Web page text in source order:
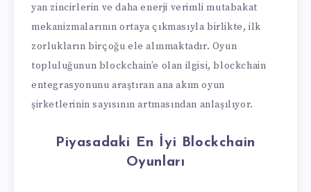
yan zincirlerin ve daha enerji verimli mutabakat
mekanizmalarının ortaya çıkmasıyla birlikte, ilk
zorlukların birçoğu ele alınmaktadır. Oyun
topluluğunun blockchain’e olan ilgisi, blockchain
entegrasyonunu araştıran ana akım oyun
şirketlerinin sayısının artmasından anlaşılıyor.
Piyasadaki En İyi Blockchain
Oyunları